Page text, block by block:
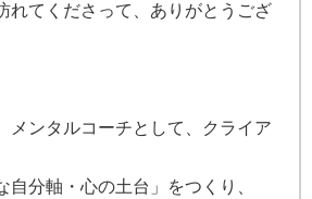
れてくださって、ありがとうござ
メンタルコーチとして、クライア
自分軸・心の土台」をつくり、